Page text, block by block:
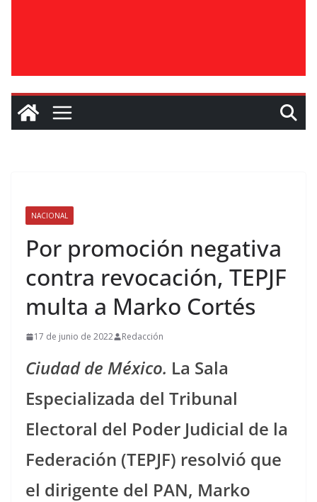
NACIONAL
Por promoción negativa
contra revocación, TEPJF
multa a Marko Cortés
17 de junio de 2022 Redacción
Ciudad de México. La Sala
Especializada del Tribunal
Electoral del Poder Judicial de la
Federación (TEPJF) resolvió que
el dirigente del PAN, Marko